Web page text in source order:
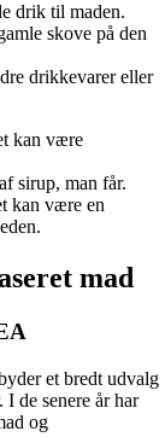
drik til maden.
skove på den
drikkevarer eller
kan være
sirup, man får.
kan være en
mad
et bredt udvalg
I de senere år har
og